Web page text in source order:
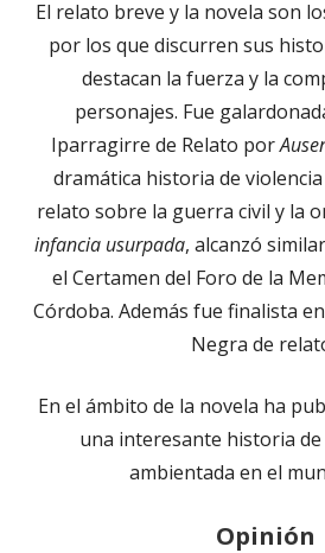
El relato breve y la novela son
por los que discurren sus
destacan la fuerza y la
personajes. Fue
Iparragirre de Relato por
dramática historia de
relato sobre la guerra civil y la
infancia usurpada, alcanzó
el Certamen del Foro de la
Córdoba. Además fue finalista
Negra de
En el ámbito de la novela ha
una interesante historia
ambientada en el
Opinión